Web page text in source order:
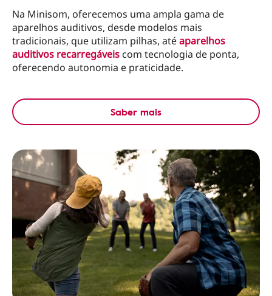
Na Minisom, oferecemos uma ampla gama de
aparelhos auditivos, desde modelos mais
tradicionais, que utilizam pilhas, atéaparelhos
auditivos recarregáveis com tecnologia de ponta,
oferecendo autonomia e praticidade.
Saber mais